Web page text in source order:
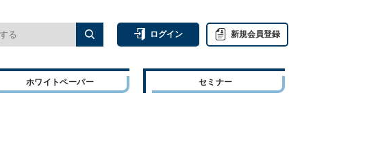
ログイン 新規会員登録
ホワイトペーパー セミナー